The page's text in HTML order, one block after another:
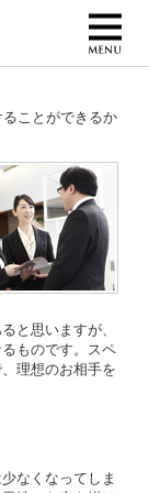
ことができるか
と思いますが、
ものです。スペ
理想のお相手を
なくなってしま